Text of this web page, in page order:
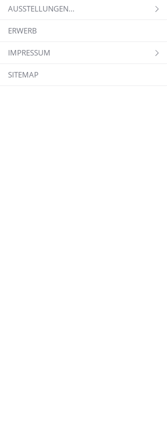
AUSSTELLUNGEN...
ERWERB
IMPRESSUM
SITEMAP